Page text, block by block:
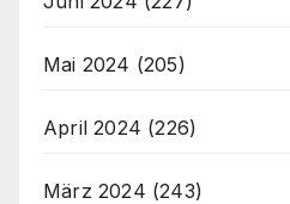
Mai 2024 (205)
April 2024 (226)
März 2024 (243)